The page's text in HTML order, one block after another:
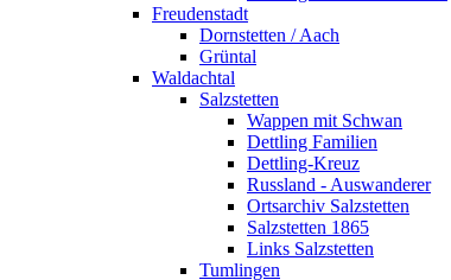
Freudenstadt
Dornstetten / Aach
Grüntal
Waldachtal
Salzstetten
Wappen mit Schwan
Dettling Familien
Dettling-Kreuz
Russland - Auswanderer
Ortsarchiv Salzstetten
Salzstetten 1865
Links Salzstetten
Tumlingen